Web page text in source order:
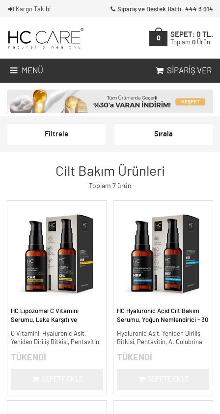
Kargo Takibi Sipariş ve Destek Hattı: 444 3 914
0
SEPET: 0 TL.
Toplam 0 Ürün
MENÜ SIPARIŞ VER
Filtrele Sırala
Cilt Bakım Ürünleri
Toplam 7 ürün
HC Lipozomal C Vitamini
Serumu, Leke Karşıtı ve
C Vitamini, Hyaluronic Asit,
Yeniden Diriliş Bitkisi, Pentavitin
TÜKENDİ
HC Hyaluronic Acid Cilt Bakım
Serumu, Yoğun Nemlendirici - 30
Hyaluronic Asit, Yeniden Diriliş
Bitkisi, Pentavitin, A. Colubrina
TÜKENDİ